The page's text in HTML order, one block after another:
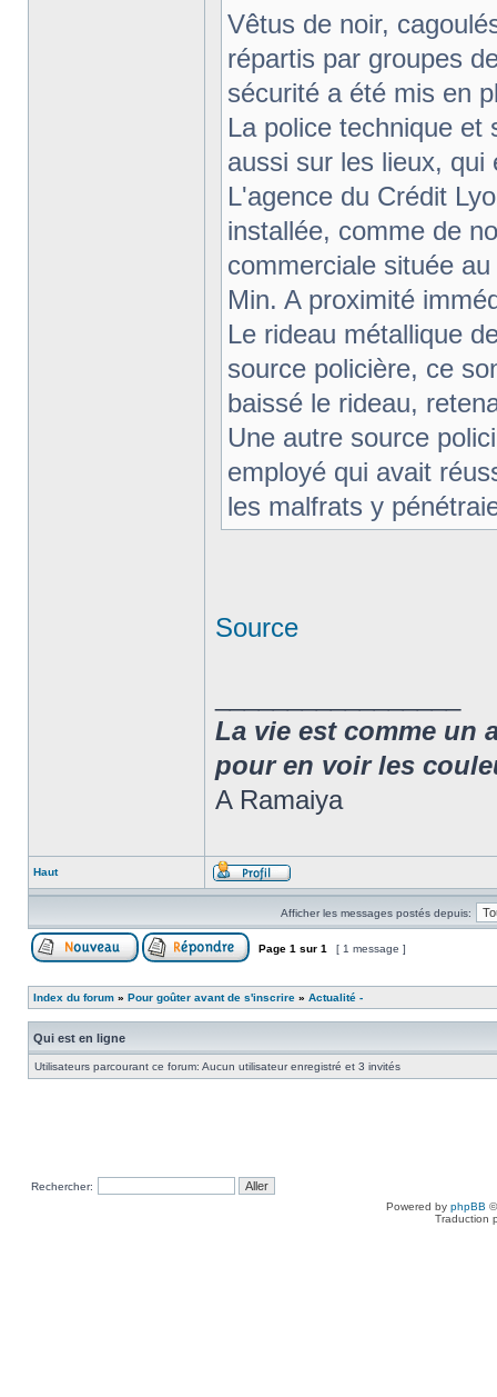
Vêtus de noir,
répartis par groupes
sécurité a été mis en
La police technique et
aussi sur les lieux, qui
L'agence du Crédit
installée, comme de
commerciale située
Min. A proximité
Le rideau métallique
source policière, ce
baissé le rideau,
Une autre source
employé qui avait
les malfrats y
Source
La vie est comme un
pour en voir les
A Ramaiya
Haut
Afficher les messages postés depuis:
Page 1 sur 1 [ 1 message ]
Index du forum » Pour goûter avant de s'inscrire » Actualité -
Qui est en ligne
Utilisateurs parcourant ce forum: Aucun utilisateur enregistré et 3 invités
Rechercher:
Powered by phpBB
Traduction